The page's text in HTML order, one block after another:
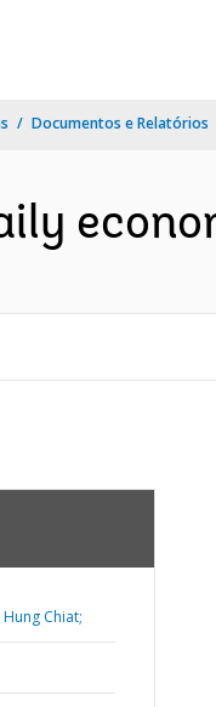
Documentos e Relatórios
Chiat;